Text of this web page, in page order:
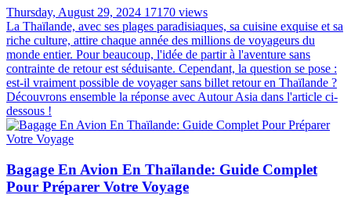
Thursday, August 29, 2024 17170 views
La Thaïlande, avec ses plages paradisiaques, sa cuisine exquise et sa
riche culture, attire chaque année des millions de voyageurs du
monde entier. Pour beaucoup, l'idée de partir à l'aventure sans
contrainte de retour est séduisante. Cependant, la question se pose :
est-il vraiment possible de voyager sans billet retour en Thaïlande ?
Découvrons ensemble la réponse avec Autour Asia dans l'article ci-
dessous !
Bagage En Avion En Thaïlande: Guide Complet
Pour Préparer Votre Voyage